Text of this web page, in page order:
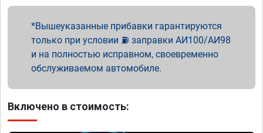
Вышеуказанные прибавки гарантируются
только при условии ⛽ заправки АИ100/АИ98
и на полностью исправном, своевременно
обслуживаемом автомобиле.
Включено в стоимость: